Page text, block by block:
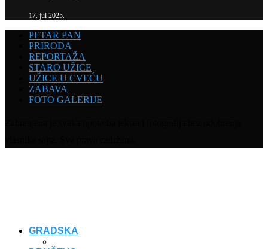
17. jul 2025.
PETAR PAN
PRIRODA
REPORTAŽA
STARO UŽICE
UŽICE U CVEĆU
ZABAVA
FOTO GALERIJE
GRADSKA